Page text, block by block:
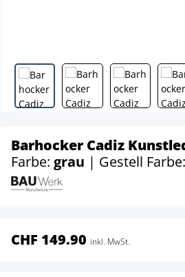
Barhocker Cadiz
Farbe: grau | Gestell Farbe:
CHF 149.90 inkl. MwSt.